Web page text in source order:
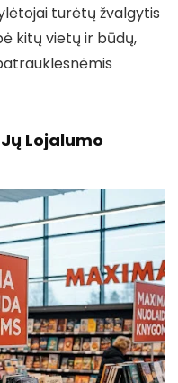
turėtų žvalgytis
kitų vietų ir būdų,
Lojalumo